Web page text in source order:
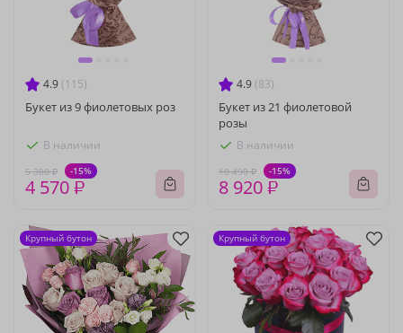
4.9 (115)
Букет из 9 фиолетовых роз
В наличии
5 380 ₽ -15%
4 570 ₽
4.9 (83)
Букет из 21 фиолетовой
розы
В наличии
10 490 ₽ -15%
8 920 ₽
Крупный бутон Крупный бутон